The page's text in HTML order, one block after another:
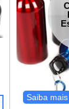
Saiba mais